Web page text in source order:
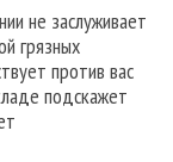
не заслуживает
грязных
против вас
подскажет